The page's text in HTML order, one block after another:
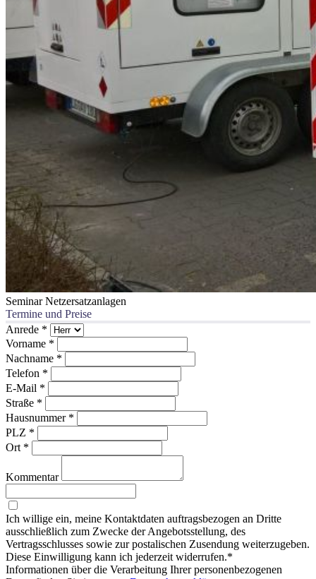
Seminar Netzersatzanlagen
Termine und Preise
Anrede *
Vorname *
Nachname *
Telefon *
E-Mail *
Straße *
Hausnummer *
PLZ *
Ort *
Kommentar
Ich willige ein, meine Kontaktdaten auftragsbezogen an Dritte
ausschließlich zum Zwecke der Angebotsstellung, des
Vertragsschlusses sowie zur postalischen Zusendung weiterzugeben.
Diese Einwilligung kann ich jederzeit widerrufen.*
Informationen über die Verarbeitung Ihrer personenbezogenen